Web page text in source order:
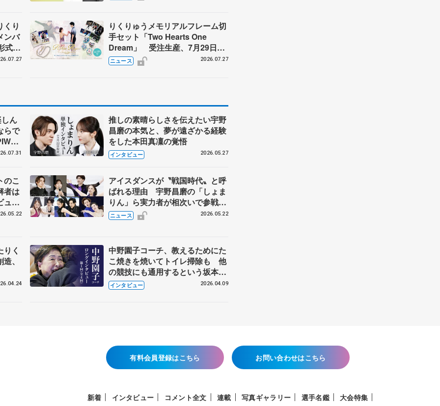
くり
ンバ
式、
園子
りくりゅうメモリアルフレーム切
手セット「Two Hearts One
Dream」 受注生産、7月29日受
け付け開始
ニュース 2026.07.27
ん
らで
前
推しの素晴らしさを伝えたい宇野
昌磨の本気と、夢が遠ざかる経験
をした本田真凜の覚悟
インタビュー 2026.05.27
のこ
者は
ュー
人、
アイスダンスが〝戦国時代〟と呼
ばれる理由 宇野昌磨の「しょま
りん」ら実力者が相次いで参戦
国内の競争激化
ニュース 2026.05.22
く
、
中野園子コーチ、教えるためにた
こ焼きを焼いてトイレ掃除も 他
の競技にも通用するという坂本花
織の筋肉
インタビュー 2026.04.09
有料会員登録はこちら お問い合わせはこちら
新着 インタビュー コメント全文 連載 写真ギャラリー 選手名鑑 大会特集